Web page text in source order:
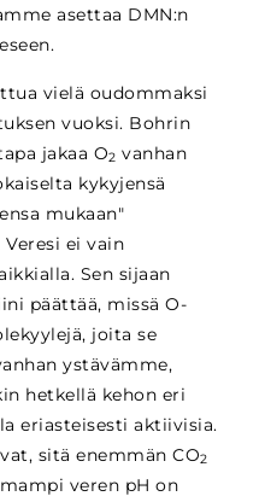
asettaa DMN:n
vielä oudommaksi
vuoksi. Bohrin
jakaa O2 vanhan
kykyjensä
mukaan"
ei vain
Sen sijaan
päättää, missä O-
joita se
ystävämme,
hetkellä kehon eri
eriasteisesti aktiivisia.
sitä enemmän CO2
veren pH on